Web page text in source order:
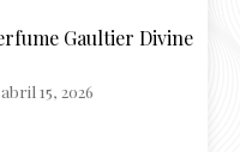
Gaultier Divine
abril 15, 2026